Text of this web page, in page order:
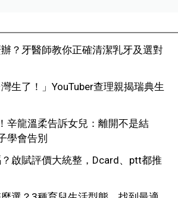
？牙醫師教你正確清潔乳牙及選對
生了！」YouTuber查理親揭瑞典生
辛龍溫柔告訴女兒：離開不是結
學會告別
啟賦評價大統整，Dcard、ptt都推